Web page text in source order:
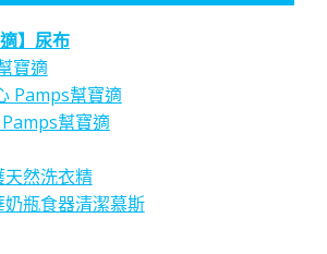
】尿布
寶適
Pamps幫寶適
幫寶適
然洗衣精
瓶食器清潔慕斯